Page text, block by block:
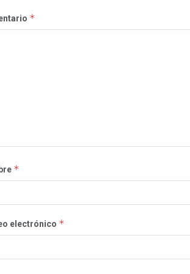
*
*
electrónico *